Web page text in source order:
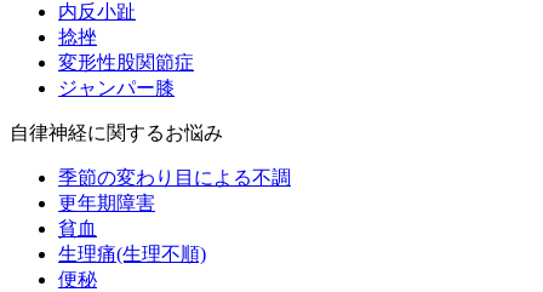
内反小趾
捻挫
変形性股関節症
ジャンパー膝
自律神経に関するお悩み
季節の変わり目による不調
更年期障害
貧血
生理痛(生理不順)
便秘